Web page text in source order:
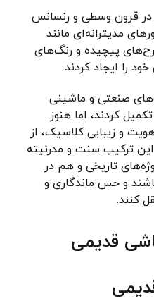
در قرون وسطی و رنسانس
مدیترانه‌ای مانند
پیچیده و رنگ‌های
را ایجاد کردند.
صنعتی و ماشینی
کردند، اما هنوز
و زیبایی کلاسیک، از
ترکیب سنت و مدرنیته
تاریخی و هم در
و حس ماندگاری و
کنند.